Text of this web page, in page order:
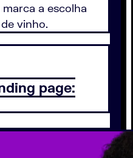
a escolha
vinho.
page: